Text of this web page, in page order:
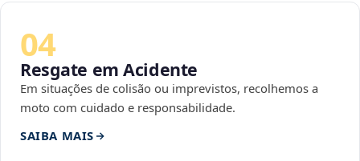
04
Resgate em Acidente
Em situações de colisão ou imprevistos, recolhemos a
moto com cuidado e responsabilidade.
SAIBA MAIS